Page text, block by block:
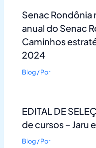
Senac Rondônia
anual do Senac
Caminhos
2024
Blog/ Por
EDITAL DE
de cursos – Jaru
Blog/ Por